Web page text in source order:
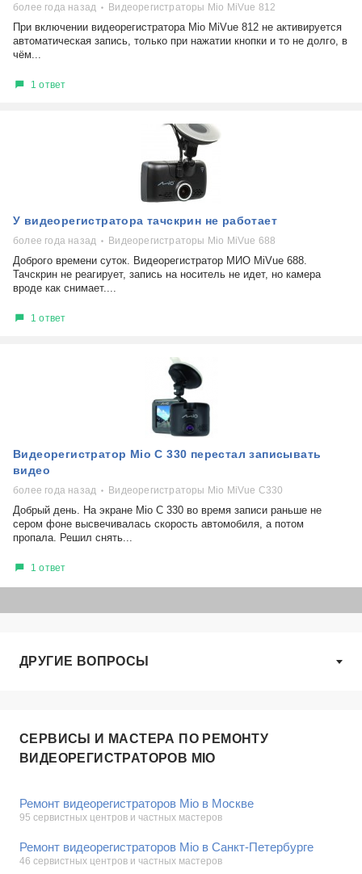
более года назад Видеорегистраторы Mio MiVue 812
При включении видеорегистратора Mio MiVue 812 не активируется
автоматическая запись, только при нажатии кнопки и то не долго, в
чём...
1 ответ
У видеорегистратора тачскрин не работает
более года назад Видеорегистраторы Mio MiVue 688
Доброго времени суток. Видеорегистратор МИО MiVue 688.
Тачскрин не реагирует, запись на носитель не идет, но камера
вроде как снимает....
1 ответ
Видеорегистратор Mio С 330 перестал записывать
видео
более года назад Видеорегистраторы Mio MiVue C330
Добрый день. На экране Mio С 330 во время записи раньше не
сером фоне высвечивалась скорость автомобиля, а потом
пропала. Решил снять...
1 ответ
ДРУГИЕ ВОПРОСЫ
СЕРВИСЫ И МАСТЕРА ПО РЕМОНТУ
ВИДЕОРЕГИСТРАТОРОВ MIO
Ремонт видеорегистраторов Mio в Москве
95 сервистных центров и частных мастеров
Ремонт видеорегистраторов Mio в Санкт-Петербурге
46 сервистных центров и частных мастеров